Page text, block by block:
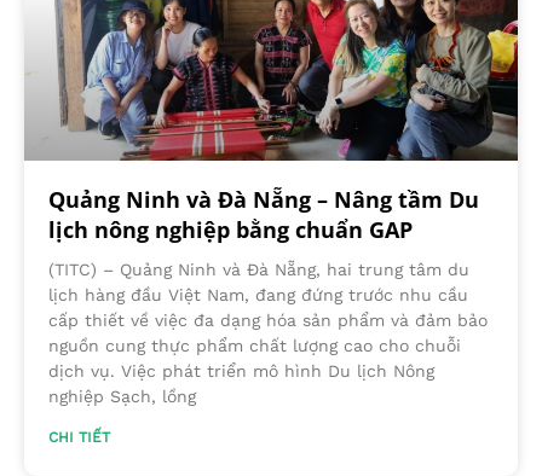
Quảng Ninh và Đà Nẵng – Nâng tầm Du
lịch nông nghiệp bằng chuẩn GAP
(TITC) – Quảng Ninh và Đà Nẵng, hai trung tâm du
lịch hàng đầu Việt Nam, đang đứng trước nhu cầu
cấp thiết về việc đa dạng hóa sản phẩm và đảm bảo
nguồn cung thực phẩm chất lượng cao cho chuỗi
dịch vụ. Việc phát triển mô hình Du lịch Nông
nghiệp Sạch, lồng
CHI TIẾT